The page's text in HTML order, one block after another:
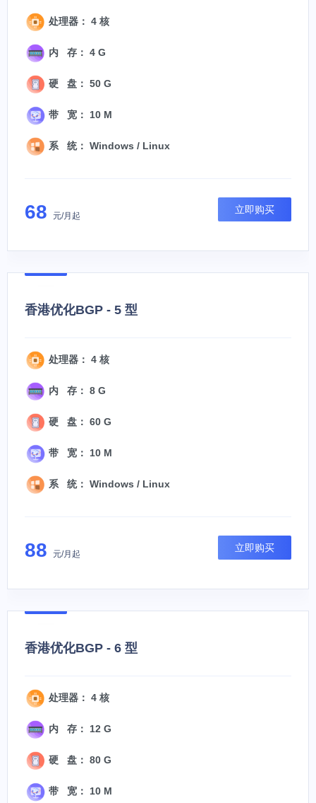
处理器： 4 核
内 存： 4 G
硬 盘： 50 G
带 宽： 10 M
系 统： Windows / Linux
68 元/月起
立即购买
香港优化BGP - 5 型
处理器： 4 核
内 存： 8 G
硬 盘： 60 G
带 宽： 10 M
系 统： Windows / Linux
88 元/月起
立即购买
香港优化BGP - 6 型
处理器： 4 核
内 存： 12 G
硬 盘： 80 G
带 宽： 10 M